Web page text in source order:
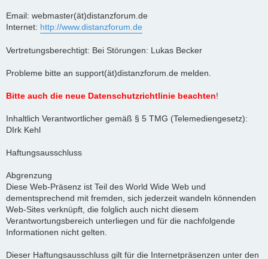
Email: webmaster(ät)distanzforum.de
Internet: http://www.distanzforum.de
Vertretungsberechtigt: Bei Störungen: Lukas Becker
Probleme bitte an support(ät)distanzforum.de melden.
Bitte auch die neue Datenschutzrichtlinie beachten!
Inhaltlich Verantwortlicher gemäß § 5 TMG (Telemediengesetz):
DIrk Kehl
Haftungsausschluss
Abgrenzung
Diese Web-Präsenz ist Teil des World Wide Web und
dementsprechend mit fremden, sich jederzeit wandeln könnenden
Web-Sites verknüpft, die folglich auch nicht diesem
Verantwortungsbereich unterliegen und für die nachfolgende
Informationen nicht gelten.
Dieser Haftungsausschluss gilt für die Internetpräsenzen unter den